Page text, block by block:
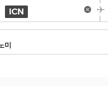
ICN